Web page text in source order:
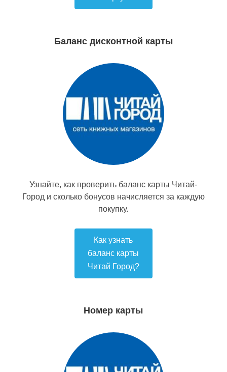
Баланс дисконтной карты
Узнайте, как проверить баланс карты Читай-
Город и сколько бонусов начисляется за каждую
покупку.
Как узнать
баланс карты
Читай Город?
Номер карты